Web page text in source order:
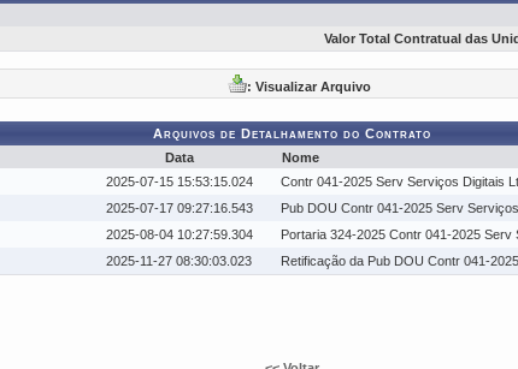
Valor Total Contratual das
: Visualizar Arquivo
Arquivos de Detalhamento do Contrato
Data
Nome
2025-07-15 15:53:15.024
Contr 041-2025 Serv Serviços Digitais
2025-07-17 09:27:16.543
Pub DOU Contr 041-2025 Serv
2025-08-04 10:27:59.304
Portaria 324-2025 Contr 041-2025 Serv
2025-11-27 08:30:03.023 Retificação da Pub DOU Contr 041-